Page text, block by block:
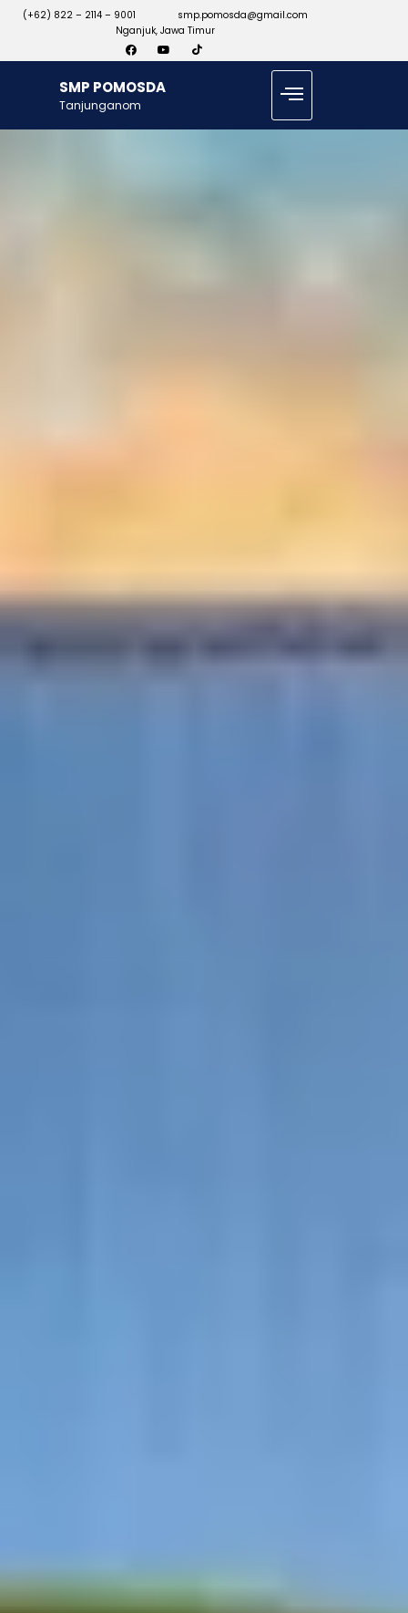
(+62) 822 – 2114 – 9001
smp.pomosda@gmail.com
Nganjuk, Jawa Timur
SMP POMOSDA
Tanjunganom